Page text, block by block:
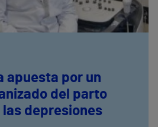
apuesta por un
del parto
depresiones